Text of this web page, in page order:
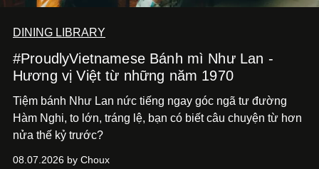
DINING LIBRARY
#ProudlyVietnamese Bánh mì Như Lan -
Hương vị Việt từ những năm 1970
Tiệm bánh Như Lan nức tiếng ngay góc ngã tư đường
Hàm Nghi, to lớn, tráng lệ, bạn có biết câu chuyện từ hơn
nửa thế kỷ trước?
08.07.2026 by Choux